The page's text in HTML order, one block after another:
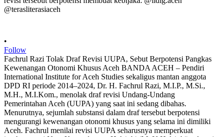
•
Follow
Fachrul Razi Tolak Draf Revisi UUPA, Sebut Berpotensi Pangkas
Kewenangan Otonomi Khusus Aceh BANDA ACEH – Pendiri
International Institute for Aceh Studies sekaligus mantan anggota
DPD RI periode 2014–2024, Dr. H. Fachrul Razi, M.I.P., M.Si.,
M.H., M.I.Kom., menolak draf revisi Undang-Undang
Pemerintahan Aceh (UUPA) yang saat ini sedang dibahas.
Menurutnya, sejumlah substansi dalam draf tersebut berpotensi
mengurangi kewenangan otonomi khusus yang selama ini dimiliki
Aceh. Fachrul menilai revisi UUPA seharusnya memperkuat